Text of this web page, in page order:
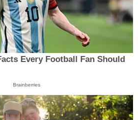
Every Football Fan Should
Brainberries